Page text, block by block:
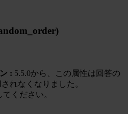
: 5.5.0から、この属性は回答の
れなくなりました。
ください。